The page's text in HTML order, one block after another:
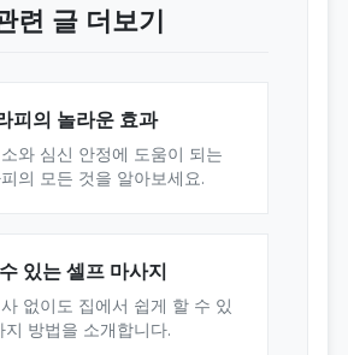
련 글 더보기
피의 놀라운 효과
와 심신 안정에 도움이 되는
의 모든 것을 알아보세요.
있는 셀프 마사지
없이도 집에서 쉽게 할 수 있
지 방법을 소개합니다.